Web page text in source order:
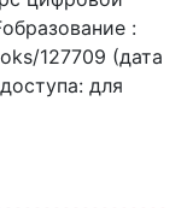
:
127709 (дата
для